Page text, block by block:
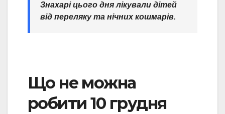
Знахарі цього дня лікували дітей
від переляку та нічних кошмарів.
Що не можна
робити 10 грудня